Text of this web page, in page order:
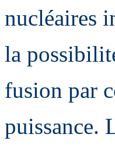
nucléaires
la
fusion par
puissance.